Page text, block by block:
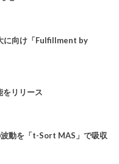
に向け「Fulfillment by
をリリース
動を「t-Sort MAS」で吸収